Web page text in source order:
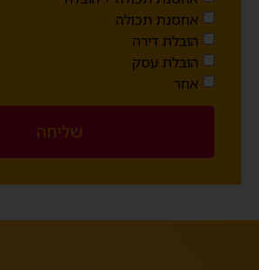
אחסנת תכולה
הובלת דירה
הובלת עסק
אחר
שליחה